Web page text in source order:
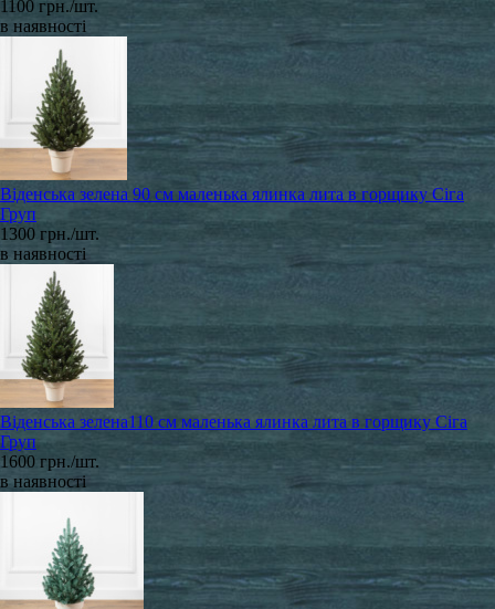
1100 грн./шт.
в наявності
Віденська зелена 90 см маленька ялинка лита в горщику Сіга
Груп
1300 грн./шт.
в наявності
Віденська зелена110 см маленька ялинка лита в горщику Сіга
Груп
1600 грн./шт.
в наявності